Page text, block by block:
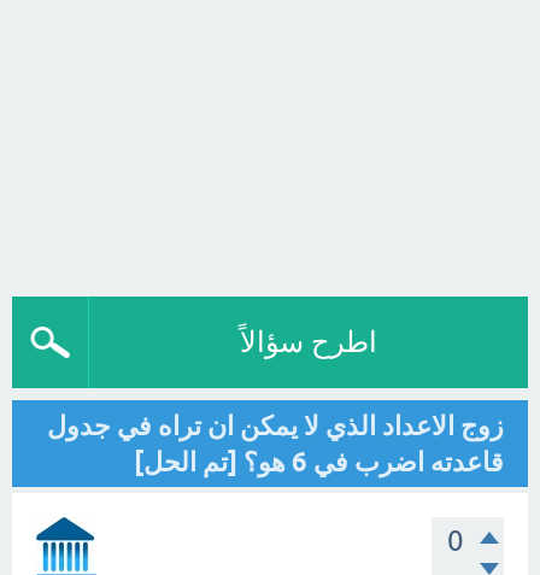
اطرح سؤالاً
زوج الاعداد الذي لا يمكن ان تراه في جدول
قاعدته اضرب في 6 هو؟ [تم الحل]
0